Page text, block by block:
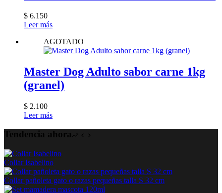
$ 6.150
Leer más
AGOTADO
Master Dog Adulto sabor carne 1kg
(granel)
$ 2.100
Leer más
Tendencia ahora
Collar Isabelino
Collar pañoleta gato o razas pequeñas talla S 32 cm